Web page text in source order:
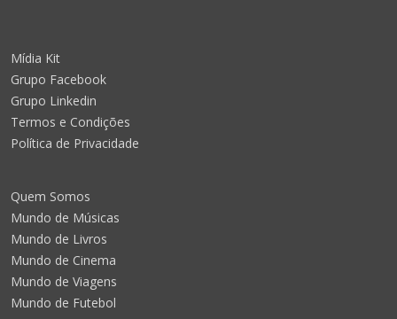
Mídia Kit
Grupo Facebook
Grupo Linkedin
Termos e Condições
Política de Privacidade
Quem Somos
Mundo de Músicas
Mundo de Livros
Mundo de Cinema
Mundo de Viagens
Mundo de Futebol